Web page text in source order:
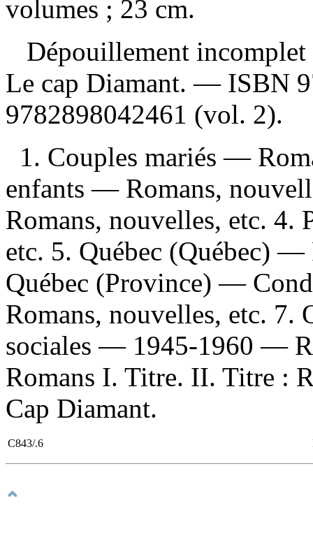
volumes ; 23 cm.
Dépouillement
Le cap Diamant. — ISBN
9782898042461 (vol. 2).
1. Couples mariés —
enfants — Romans,
Romans, nouvelles, etc.
etc. 5. Québec (Québec) —
Québec (Province) —
Romans, nouvelles, etc.
sociales — 1945-1960 —
Romans I. Titre. II. Titre :
Cap Diamant.
C843/.6